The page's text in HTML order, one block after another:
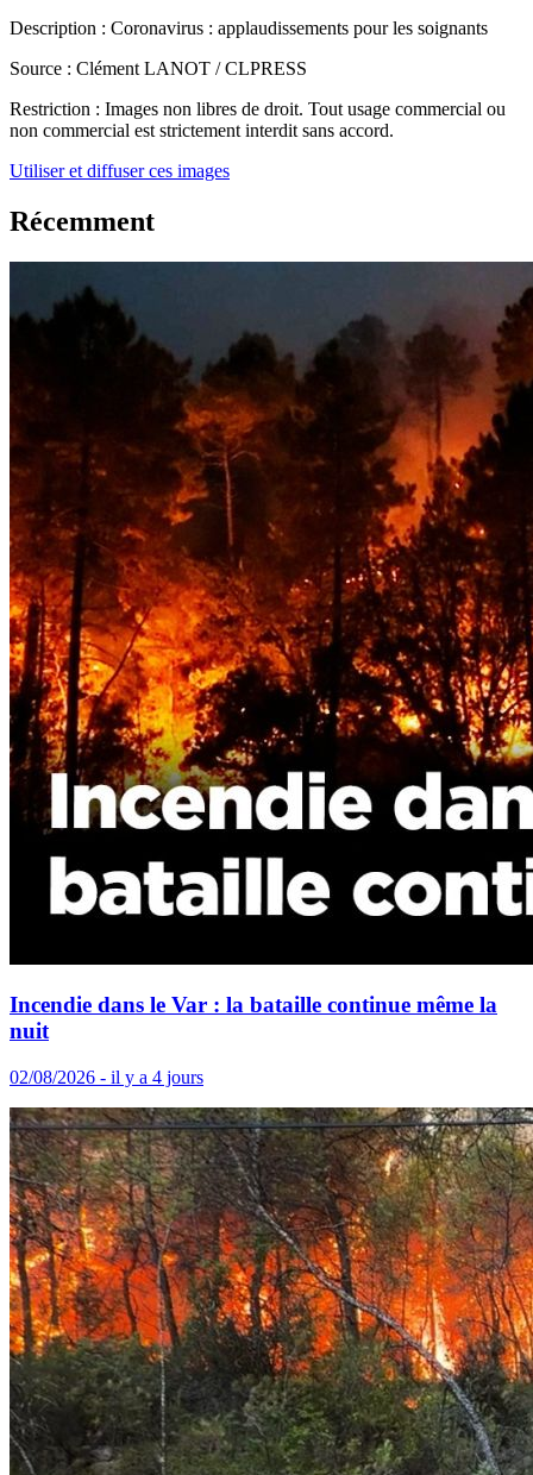
Description : Coronavirus : applaudissements pour les soignants
Source : Clément LANOT / CLPRESS
Restriction : Images non libres de droit. Tout usage commercial ou
non commercial est strictement interdit sans accord.
Utiliser et diffuser ces images
Récemment
Incendie dans le Var : la bataille continue même la
nuit
02/08/2026 - il y a 4 jours